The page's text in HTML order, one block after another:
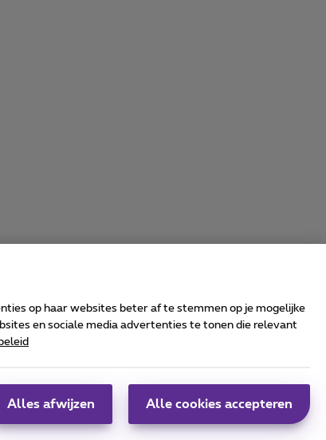
Wholesale Solutions
Group
| Telindus
op haar websites beter af te stemmen op je mogelijke
en sociale media advertenties te tonen die relevant
Alles afwijzen Alle cookies accepteren